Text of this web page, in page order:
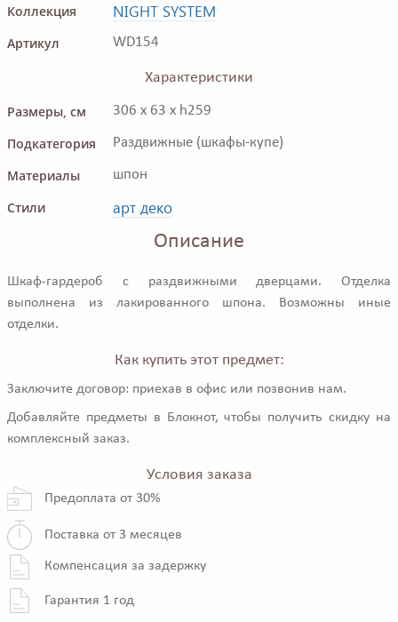
Коллекция NIGHT SYSTEM
Артикул WD154
Характеристики
Размеры, см
306 x 63 x h259
Подкатегория Раздвижные (шкафы-купе)
Материалы шпон
Стили арт деко
Описание
Шкаф-гардероб с раздвижными дверцами. Отделка
выполнена из лакированного шпона. Возможны иные
отделки.
Как купить этот предмет:
Заключите договор: приехав в офис или позвонив нам.
Добавляйте предметы в Блокнот, чтобы получить скидку на
комплексный заказ.
Условия заказа
Предоплата от 30%
Поставка от 3 месяцев
Компенсация за задержку
Гарантия 1 год